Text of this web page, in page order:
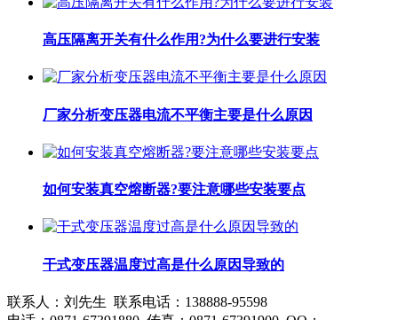
高压隔离开关有什么作用?为什么要进行安装
厂家分析变压器电流不平衡主要是什么原因
如何安装真空熔断器?要注意哪些安装要点
干式变压器温度过高是什么原因导致的
联系人：刘先生 联系电话：138888-95598